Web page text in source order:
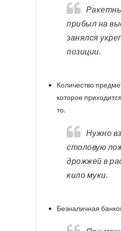
Ракетный расчёт
прибыл на
занялся
позиции.
Количество
которое
то.
Нужно взять одну
столовую
дрожжей в
кило муки.
Безналичная